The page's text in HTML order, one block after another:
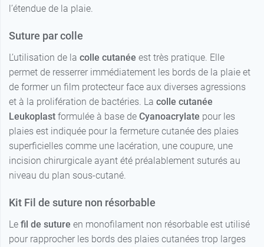
l’étendue de la plaie.
Suture par colle
L’utilisation de la colle cutanée est très pratique. Elle
permet de resserrer immédiatement les bords de la plaie et
de former un film protecteur face aux diverses agressions
et à la prolifération de bactéries. La colle cutanée
Leukoplast formulée à base de Cyanoacrylate pour les
plaies est indiquée pour la fermeture cutanée des plaies
superficielles comme une lacération, une coupure, une
incision chirurgicale ayant été préalablement suturés au
niveau du plan sous-cutané.
Kit Fil de suture non résorbable
Le fil de suture en monofilament non résorbable est utilisé
pour rapprocher les bords des plaies cutanées trop larges